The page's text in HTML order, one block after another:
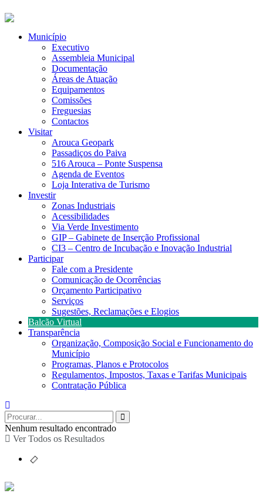
Município
Executivo
Assembleia Municipal
Documentação
Áreas de Atuação
Equipamentos
Comissões
Freguesias
Contactos
Visitar
Arouca Geopark
Passadiços do Paiva
516 Arouca – Ponte Suspensa
Agenda de Eventos
Loja Interativa de Turismo
Investir
Zonas Industriais
Acessibilidades
Via Verde Investimento
GIP – Gabinete de Inserção Profissional
CI3 – Centro de Incubação e Inovação Industrial
Participar
Fale com a Presidente
Comunicação de Ocorrências
Orçamento Participativo
Serviços
Sugestões, Reclamações e Elogios
Balcão Virtual
Transparência
Organização, Composição Social e Funcionamento do
Município
Programas, Planos e Protocolos
Regulamentos, Impostos, Taxas e Tarifas Municipais
Contratação Pública
Nenhum resultado encontrado
Ver Todos os Resultados